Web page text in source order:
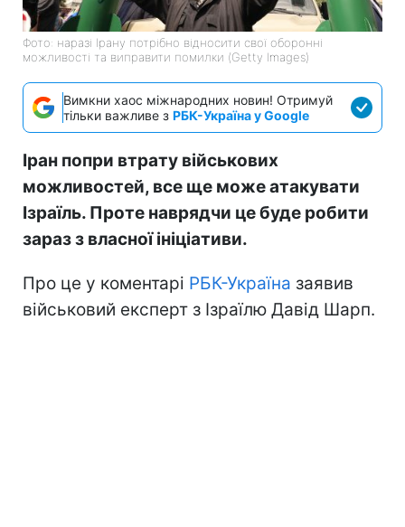
Фото: наразі Ірану потрібно відносити свої оборонні
можливості та виправити помилки (Getty Images)
Вимкни хаос міжнародних новин! Отримуй
тільки важливе з РБК-Україна у Google
Іран попри втрату військових
можливостей, все ще може атакувати
Ізраїль. Проте наврядчи це буде робити
зараз з власної ініціативи.
Про це у коментарі РБК-Україна заявив
військовий експерт з Ізраїлю Давід Шарп.